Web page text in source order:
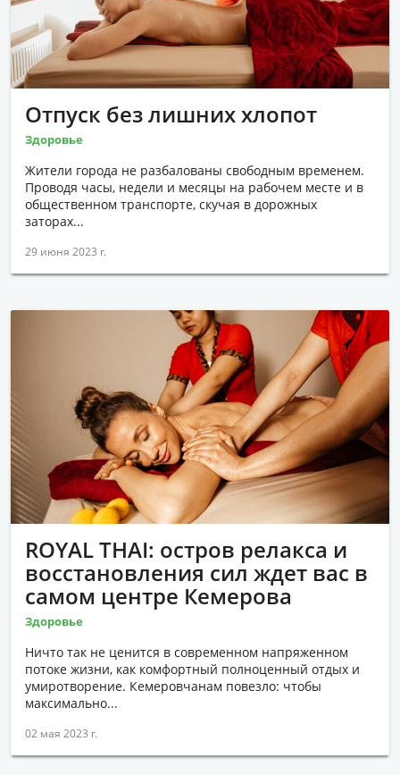
Отпуск без лишних хлопот
Здоровье
Жители города не разбалованы свободным временем.
Проводя часы, недели и месяцы на рабочем месте и в
общественном транспорте, скучая в дорожных
заторах...
29 июня 2023 г.
ROYAL THAI: остров релакса и
восстановления сил ждет вас в
самом центре Кемерова
Здоровье
Ничто так не ценится в современном напряженном
потоке жизни, как комфортный полноценный отдых и
умиротворение. Кемеровчанам повезло: чтобы
максимально...
02 мая 2023 г.